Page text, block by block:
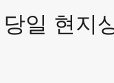
당일 현지